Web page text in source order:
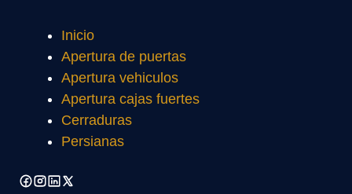
Inicio
Apertura de puertas
Apertura vehiculos
Apertura cajas fuertes
Cerraduras
Persianas